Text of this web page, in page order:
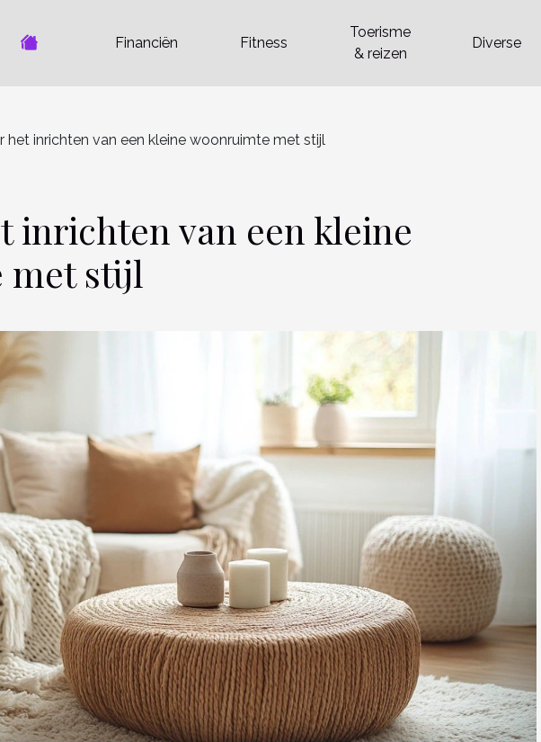
Financiën Fitness
Toerisme
& reizen
Diverse
het inrichten van een kleine woonruimte met stijl
inrichten van een kleine
stijl